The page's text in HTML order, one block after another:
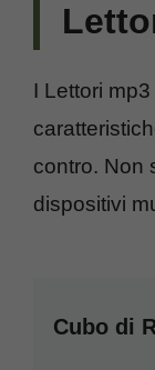
I Lettori
contro. Non
dispositivi
Cubo di